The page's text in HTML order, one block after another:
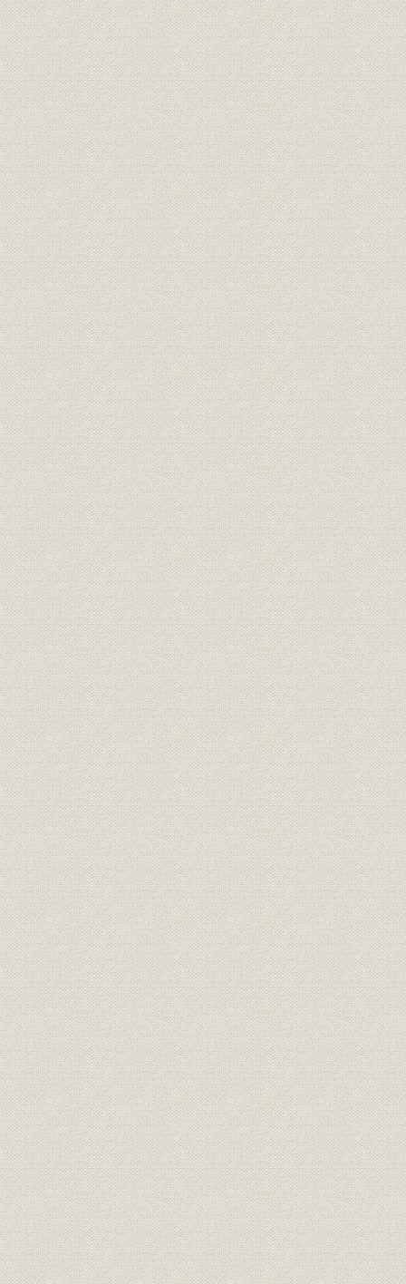
第一章 生産規模
第二章 生産技術
第三章 原料
第四章 業界の諸問題
第五章 総過程
花王石鹸発達史 明治篇
第一章 花王石鹸の創製・発売
第二章 明治三十四年まで
第三章 請地工場の操業
第四章 長瀬商店の発展
第五章 請地工場の拡張
第六章 使用原料
第七章 販売市場と業界
第四期 大正年間の石鹸工業
第一章 石鹸工業の規模
第二章 原料
第三章 業界の諸問題
第四章 総過程
花王石鹸発達史 大正篇
第一章 合資会社長瀬商会の発展
第二章 旧工場・新工場
第三章 使用原料
第四章 販売市場と業界
第五期 昭和時代
第一章 生産規模
第二章 生産技術
第三章 原料
第四章 業界の諸問題
第五章 総過程
花王石鹸発達史 昭和篇
第一章 花王石鹸株式会社長瀬商会の発展
第二章 吾嬬町新工場の発展
第三章 使用原料
第四章 販売市場